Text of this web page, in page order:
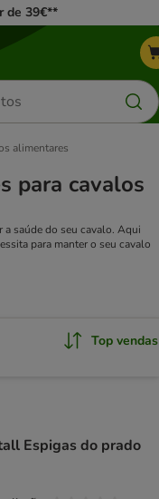
de 39€**
alimentares
para cavalos
saúde do seu cavalo. Aqui
para manter o seu cavalo
Top vendas
Espigas do prado